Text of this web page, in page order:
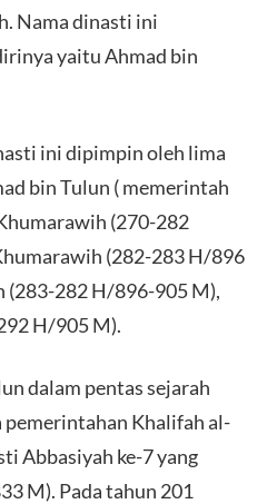
Nama dinasti ini
yaitu Ahmad bin
ini dipimpin oleh lima
bin Tulun ( memerintah
(270-282
(282-283 H/896
(283-282 H/896-905 M),
H/905 M).
dalam pentas sejarah
pemerintahan Khalifah al-
Abbasiyah ke-7 yang
M). Pada tahun 201